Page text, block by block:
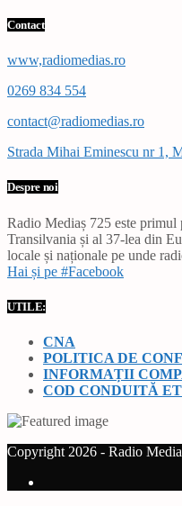
Contact
www,radiomedias.ro
0269 834 554
contact@radiomedias.ro
Strada Mihai Eminescu nr 1,
Despre noi
Radio Mediaș 725 este primul
Transilvania și al 37-lea din
locale și naționale pe unde
Hai și pe #Facebook
UTILE:
CNA
POLITICA DE
INFORMAȚII
COD CONDUITĂ
Copyright 2026 - Radio